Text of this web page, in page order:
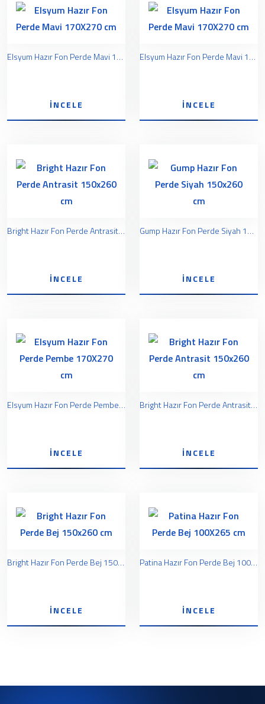
Elsyum Hazır Fon Perde Mavi 170X270 cm
İNCELE
Elsyum Hazır Fon Perde Mavi 170X270 cm
İNCELE
Bright Hazır Fon Perde Antrasit 150x260 cm
İNCELE
Gump Hazır Fon Perde Siyah 150x260 cm
İNCELE
Elsyum Hazır Fon Perde Pembe 170X270 cm
İNCELE
Bright Hazır Fon Perde Antrasit 150x260 cm
İNCELE
Bright Hazır Fon Perde Bej 150x260 cm
İNCELE
Patina Hazır Fon Perde Bej 100X265 cm
İNCELE